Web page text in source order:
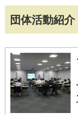
団体活動紹介